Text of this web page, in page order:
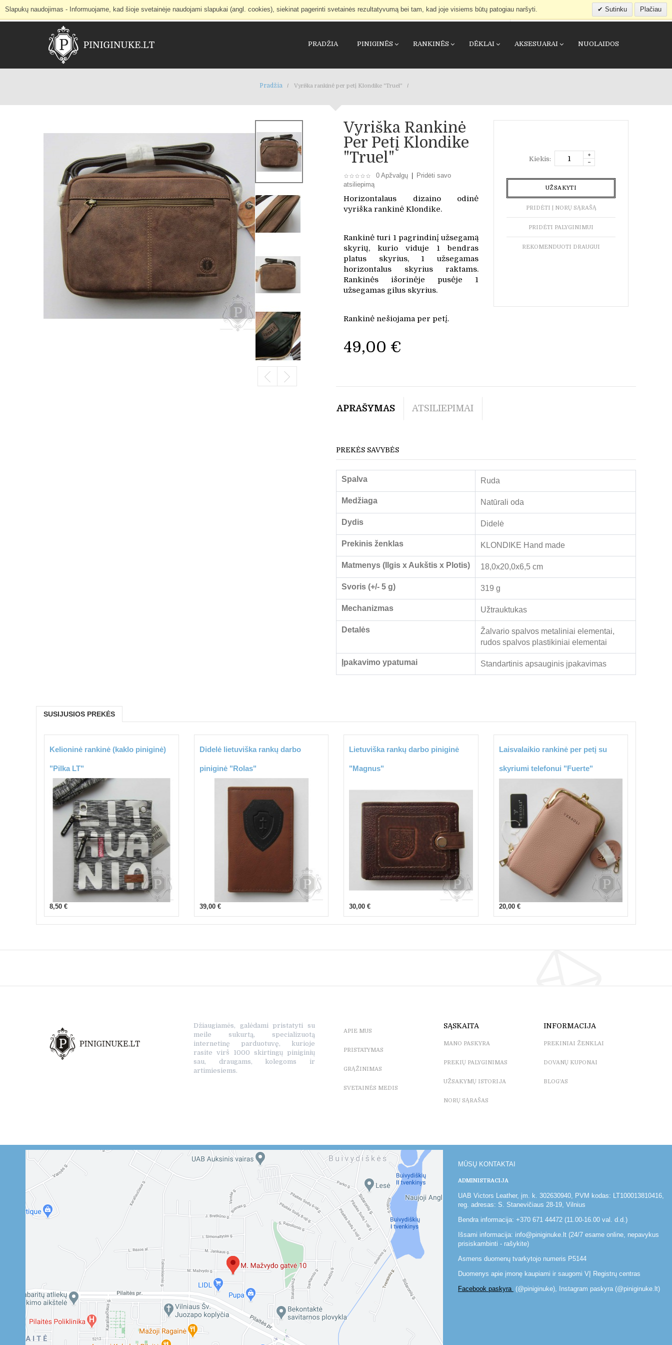
Internetinė parduotuvė Mano paskyra APSIPIRKIMO KREPŠELIS (0)
IEŠKOTI
PRADŽIA PINIGINĖS RANKINĖS DĖKLAI AKSESUARAI NUOLAIDOS
Slapukų naudojimas - Informuojame, kad šioje svetainėje naudojami slapukai (angl. cookies), siekinat pagerinti svetainės rezultatyvumą bei tam, kad joje visiems būtų patogiau naršyti. Sutinku Plačiau
Pradžia Vyriška rankinė per petį Klondike "Truel"
Vyriška Rankinė
Per Petį Klondike
"Truel"
0 Apžvalgų
Pridėti savo
atsiliepimą
Horizontalaus dizaino odinė
vyriška rankinė Klondike.
Rankinė turi 1 pagrindinį užsegamą
skyrių, kurio viduje 1 bendras
platus skyrius, 1 užsegamas
horizontalus skyrius raktams.
Rankinės išorinėje pusėje 1
užsegamas gilus skyrius.
Rankinė nešiojama per petį.
49,00 €
Kiekis:
UŽSAKYTI
PRIDĖTI Į NORŲ SĄRAŠĄ
PRIDĖTI PALYGINIMUI
REKOMENDUOTI DRAUGUI
APRAŠYMAS ATSILIEPIMAI
PREKĖS SAVYBĖS
Spalva Ruda
Medžiaga Natūrali oda
Dydis Didelė
Prekinis ženklas KLONDIKE Hand made
Matmenys (Ilgis x Aukštis x Plotis) 18,0x20,0x6,5 cm
Svoris (+/- 5 g) 319 g
Mechanizmas Užtrauktukas
Detalės
Žalvario spalvos metaliniai elementai,
rudos spalvos plastikiniai elementai
Įpakavimo ypatumai Standartinis apsauginis įpakavimas
SUSIJUSIOS PREKĖS
Kelioninė rankinė (kaklo piniginė)
"Pilka LT"
8,50 €
Didelė lietuviška rankų darbo
piniginė "Rolas"
39,00 €
Lietuviška rankų darbo piniginė
"Magnus"
30,00 €
Laisvalaikio rankinė per petį su
skyriumi telefonui "Fuerte"
20,00 €
Džiaugiamės, galėdami pristatyti su
meile sukurtą, specializuotą
internetinę parduotuvę, kurioje
rasite virš 1000 skirtingų piniginių
sau, draugams, kolegoms ir
artimiesiems.
APIE MUS
PRISTATYMAS
GRĄŽINIMAS
SVETAINĖS MEDIS
SĄSKAITA
MANO PASKYRA
PREKIŲ PALYGINIMAS
UŽSAKYMŲ ISTORIJA
NORŲ SĄRAŠAS
INFORMACIJA
PREKINIAI ŽENKLAI
DOVANŲ KUPONAI
BLOG'AS
MŪSŲ KONTAKTAI
ADMINISTRACIJA
UAB Victors Leather, įm. k. 302630940, PVM kodas: LT100013810416,
reg. adresas: S. Stanevičiaus 28-19, Vilnius
Bendra informacija: +370 671 44472 (11.00-16.00 val. d.d.)
Išsami informacija: info@piniginuke.lt (24/7 esame online, nepavykus
prisiskambinti - rašykite)
Asmens duomenų tvarkytojo numeris P5144
Duomenys apie įmonę kaupiami ir saugomi VĮ Registrų centras
Facebook paskyra (@piniginuke), Instagram paskyra (@piniginuke.lt)